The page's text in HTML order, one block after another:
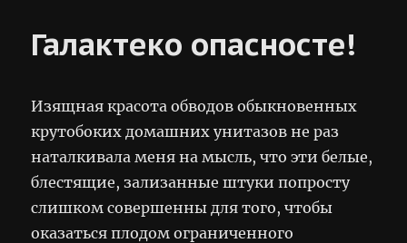
Галактеко опасносте!
Изящная красота обводов обыкновенных
крутобоких домашних унитазов не раз
наталкивала меня на мысль, что эти белые,
блестящие, зализанные штуки попросту
слишком совершенны для того, чтобы
оказаться плодом ограниченного